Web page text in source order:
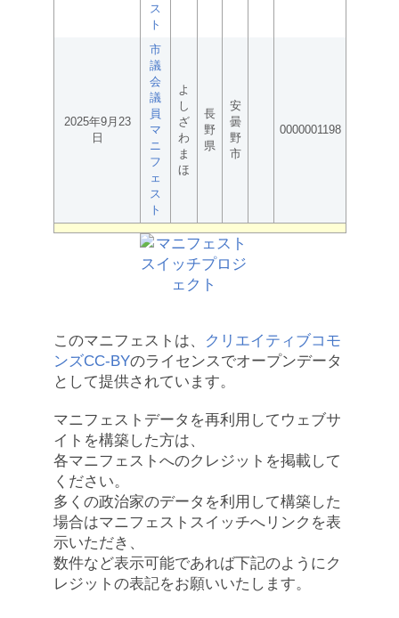
ス
ト
2025年9月23
日
市
議
会
議
員
マ
ニ
フ
ェ
ス
ト
よ
し
ざ
わ
ま
ほ
長
野
県
安
曇
野
市
0000001198
このマニフェストは、
クリエイティブコモ
ンズCC-BYのライセンスでオープンデータ
として提供されています。
マニフェストデータを再利用してウェブサ
イトを構築した方は、
各マニフェストへのクレジットを掲載して
ください。
多くの政治家のデータを利用して構築した
場合はマニフェストスイッチへリンクを表
示いただき、
数件など表示可能であれば下記のようにク
レジットの表記をお願いいたします。